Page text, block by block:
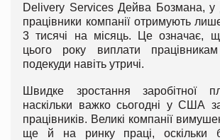
Delivery Services Дейва Бозмана, у
працівники компанії отримують
3 тисячі на місяць. Це означає,
цього року виплати
подекуди навіть утричі.
Швидке зростання заробітної
наскільки важко сьогодні у США
працівників. Великі компанії
ще й на ринку праці, оскільки